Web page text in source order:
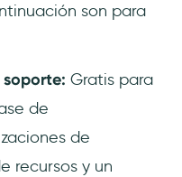
son para
Gratis para
de
de
recursos y un